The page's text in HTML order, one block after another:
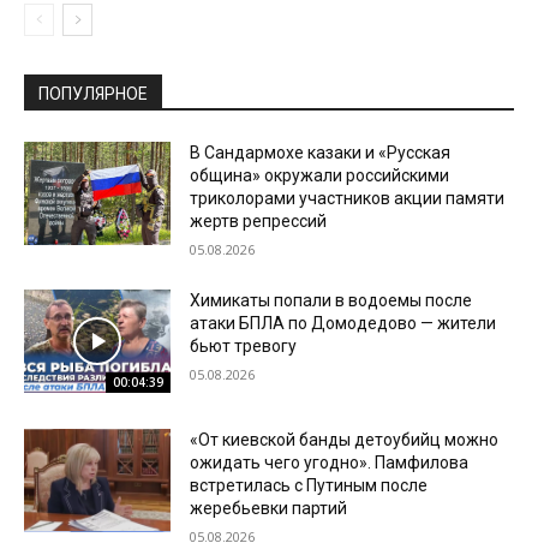
ПОПУЛЯРНОЕ
В Сандармохе казаки и «Русская
община» окружали российскими
триколорами участников акции памяти
жертв репрессий
05.08.2026
00:04:39
Химикаты попали в водоемы после
атаки БПЛА по Домодедово — жители
бьют тревогу
05.08.2026
«От киевской банды детоубийц можно
ожидать чего угодно». Памфилова
встретилась с Путиным после
жеребьевки партий
05.08.2026